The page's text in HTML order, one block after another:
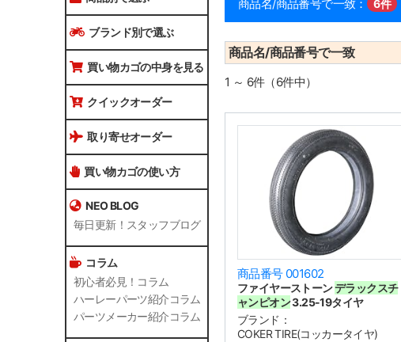
ブランド別で選ぶ
買い物カゴの中身を見る
クイックオーダー
取り寄せオーダー
買い物カゴの使い方
NEO BLOG
毎日更新！スタッフブログ
コラム
初心者必見！コラム
ハーレーパーツ紹介コラム
パーツメーカー紹介コラム
商品名/商品番号で一致： 6件
商品名/商品番号で一致
1 ～ 6件（6件中）
商品番号 001602
ファイヤーストーンデラックスチ
ャンピオン3.25-19タイヤ
ブランド：
COKER TIRE(コッカータイヤ)